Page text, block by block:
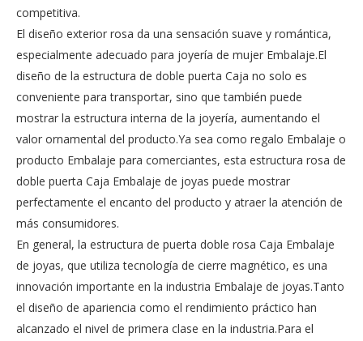
competitiva.
El diseño exterior rosa da una sensación suave y romántica,
especialmente adecuado para joyería de mujer Embalaje.El
diseño de la estructura de doble puerta Caja no solo es
conveniente para transportar, sino que también puede
mostrar la estructura interna de la joyería, aumentando el
valor ornamental del producto.Ya sea como regalo Embalaje o
producto Embalaje para comerciantes, esta estructura rosa de
doble puerta Caja Embalaje de joyas puede mostrar
perfectamente el encanto del producto y atraer la atención de
más consumidores.
En general, la estructura de puerta doble rosa Caja Embalaje
de joyas, que utiliza tecnología de cierre magnético, es una
innovación importante en la industria Embalaje de joyas.Tanto
el diseño de apariencia como el rendimiento práctico han
alcanzado el nivel de primera clase en la industria.Para el